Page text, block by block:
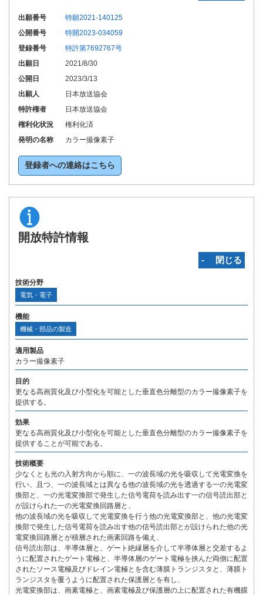
出願番号
特願2021-140125
公開番号
特開2023-034059
登録番号
特許第7692767号
出願日
2021/8/30
公開日
2023/3/13
出願人
日本放送協会
特許権者
日本放送協会
権利化状況
権利化済
発明の名称
カラー撮像素子
登録者への連絡はこちら
開放特許情報
‐ 閉じる
技術分野
電気・電子
機能
機械・部品の製造
適用製品
カラー撮像素子
目的
更なる高画質化及び小型化を可能とした垂直色分離型のカラー撮像素子を
提供する。
効果
更なる高画質化及び小型化を可能とした垂直色分離型のカラー撮像素子を
提供することが可能である。
技術概要
少なくとも光の入射方向から順に、一の波長域の光を吸収して光電変換を
行い、且つ、一の波長域とは異なる他の波長域の光を透過する一の光電変
換部と、一の光電変換部で発生した信号電荷を読み出す一の信号読出部と
が設けられた一の光電変換回路層と、
他の波長域の光を吸収して光電変換を行う他の光電変換部と、他の光電変
換部で発生した信号電荷を読み出す他の信号読出部とが設けられた他の光
電変換回路層とが積層された画素回路を備え、
信号読出部は、半導体層と、ゲート絶縁層を介して半導体層と交差するよ
うに配置されたゲート電極と、半導体層のゲート電極を挟んだ両側に配置
されたソース電極及びドレイン電極とを含む薄膜トランジスタと、薄膜ト
ランジスタを覆うように配置された保護層とを有し、
光電変換部は、画素電極と、画素電極及び保護層の上に配置された有機膜